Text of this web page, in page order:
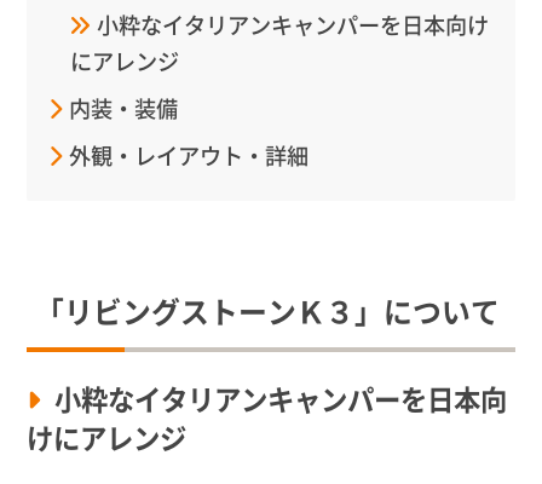
小粋なイタリアンキャンパーを日本向け
にアレンジ
内装・装備
外観・レイアウト・詳細
「リビングストーンＫ３」について
小粋なイタリアンキャンパーを日本向
けにアレンジ